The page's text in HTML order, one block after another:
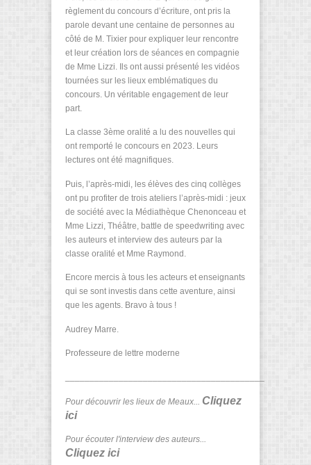
règlement du concours d’écriture, ont pris la
parole devant une centaine de personnes au
côté de M. Tixier pour expliquer leur rencontre
et leur création lors de séances en compagnie
de Mme Lizzi. Ils ont aussi présenté les vidéos
tournées sur les lieux emblématiques du
concours. Un véritable engagement de leur
part.
La classe 3ème oralité a lu des nouvelles qui
ont remporté le concours en 2023. Leurs
lectures ont été magnifiques.
Puis, l’après-midi, les élèves des cinq collèges
ont pu profiter de trois ateliers l’après-midi : jeux
de société avec la Médiathèque Chenonceau et
Mme Lizzi, Théâtre, battle de speedwriting avec
les auteurs et interview des auteurs par la
classe oralité et Mme Raymond.
Encore mercis à tous les acteurs et enseignants
qui se sont investis dans cette aventure, ainsi
que les agents. Bravo à tous !
Audrey Marre.
Professeure de lettre moderne
Pour découvrir les lieux de Meaux...
Cliquez
ici
Pour écouter l'interview des auteurs...
Cliquez ici